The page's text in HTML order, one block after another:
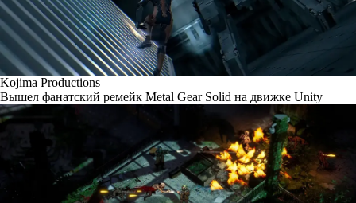
Kojima Productions
Вышел фанатский ремейк Metal Gear Solid на движке Unity